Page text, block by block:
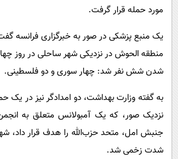
مورد حمله قرار گرفت.
یک منبع پزشکی در صور به خبرگزاری فرانسه
منطقه الحوش در نزدیکی شهر ساحلی در روز
شدن شش نفر شد: چهار سوری و دو فلسطینی.
به گفته وزارت بهداشت، دو امدادگر نیز در یک
نزدیک صور، که یک آمبولانس متعلق به انجمن
جنبش امل، متحد حزب‌الله را هدف قرار داد،
شدت زخمی شد.